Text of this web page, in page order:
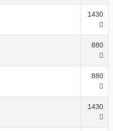
1430
880
880
1430